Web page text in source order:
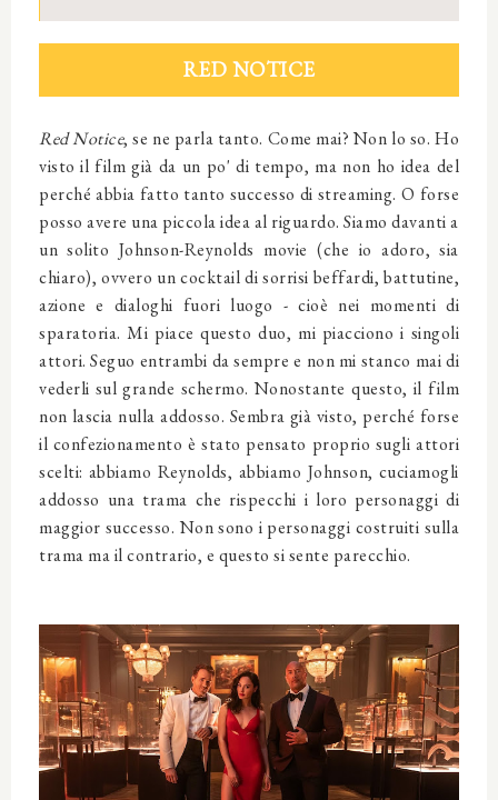
RED NOTICE
Red Notice, se ne parla tanto. Come mai? Non lo so. Ho
visto il film già da un po' di tempo, ma non ho idea del
perché abbia fatto tanto successo di streaming. O forse
posso avere una piccola idea al riguardo. Siamo davanti a
un solito Johnson-Reynolds movie (che io adoro, sia
chiaro), ovvero un cocktail di sorrisi beffardi, battutine,
azione e dialoghi fuori luogo - cioè nei momenti di
sparatoria. Mi piace questo duo, mi piacciono i singoli
attori. Seguo entrambi da sempre e non mi stanco mai di
vederli sul grande schermo. Nonostante questo, il film
non lascia nulla addosso. Sembra già visto, perché forse
il confezionamento è stato pensato proprio sugli attori
scelti: abbiamo Reynolds, abbiamo Johnson, cuciamogli
addosso una trama che rispecchi i loro personaggi di
maggior successo. Non sono i personaggi costruiti sulla
trama ma il contrario, e questo si sente parecchio.